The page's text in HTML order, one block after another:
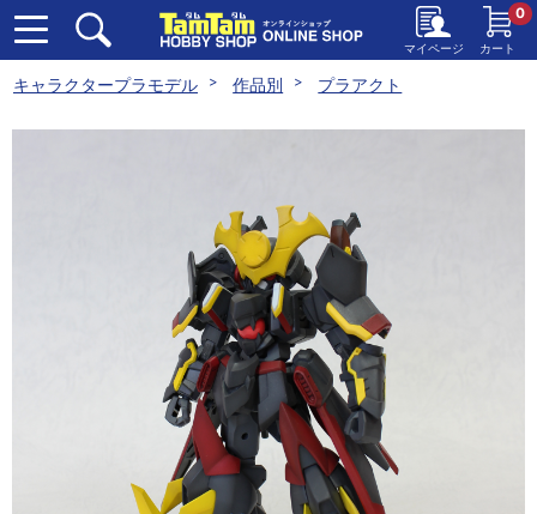
マイページ カート
0
キャラクタープラモデル 作品別 プラアクト